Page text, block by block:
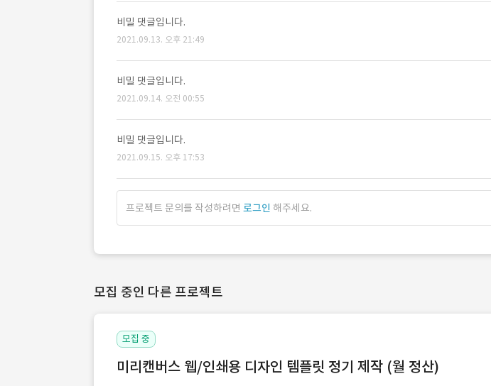
비밀 댓글입니다.
2021.09.13. 오후 21:49
비밀 댓글입니다.
2021.09.14. 오전 00:55
비밀 댓글입니다.
2021.09.15. 오후 17:53
프로젝트 문의를 작성하려면 로그인 해주세요.
모집 중인 다른 프로젝트
모집 중
미리캔버스 웹/인쇄용 디자인 템플릿 정기 제작 (월 정산)